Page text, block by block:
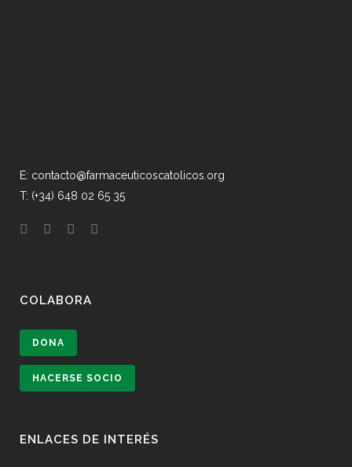
E: contacto@farmaceuticoscatolicos.org
T: (+34) 648 02 65 35
COLABORA
DONA
HACERSE SOCIO
ENLACES DE INTERÉS